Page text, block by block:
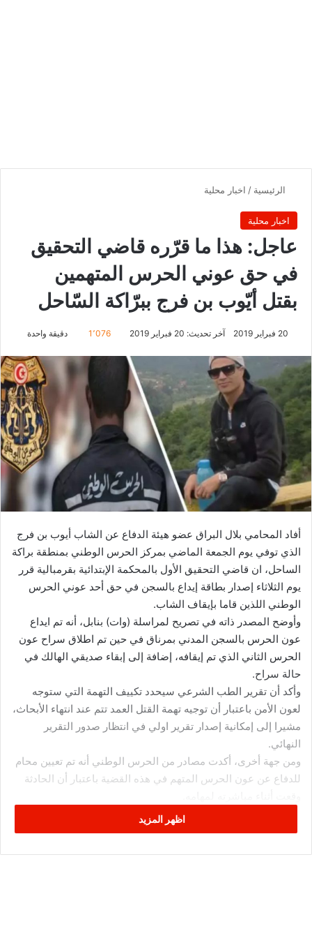
الرئيسية / اخبار محلية
اخبار محلية
عاجل: هذا ما قرّره قاضي التحقيق
في حق عوني الحرس المتهمين
بقتل أيّوب بن فرج ببرّاكة السّاحل
20 فبراير 2019 آخر تحديث: 20 فبراير 2019 1٬076 دقيقة واحدة
أفاد المحامي بلال البراق عضو هيئة الدفاع عن الشاب أيوب بن فرج
الذي توفي يوم الجمعة الماضي بمركز الحرس الوطني بمنطقة براكة
الساحل، ان قاضي التحقيق الأول بالمحكمة الإبتدائية بقرمبالية قرر
يوم الثلاثاء إصدار بطاقة إيداع بالسجن في حق أحد عوني الحرس
الوطني اللذين قاما بإيقاف الشاب.
وأوضح المصدر ذاته في تصريح لمراسلة (وات) بنابل، أنه تم ايداع
عون الحرس بالسجن المدني بمرناق في حين تم اطلاق سراح عون
الحرس الثاني الذي تم إيقافه، إضافة إلى إبقاء صديقي الهالك في
حالة سراح.
وأكد أن تقرير الطب الشرعي سيحدد تكييف التهمة التي ستوجه
لعون الأمن باعتبار أن توجيه تهمة القتل العمد تتم عند انتهاء الأبحاث،
مشيرا إلى إمكانية إصدار تقرير اولي في انتظار صدور التقرير
النهائي.
ومن جهة أخرى، أكدت مصادر من الحرس الوطني أنه تم تعيين محام
للدفاع عن عون الحرس المتهم في هذه القضية باعتبار أن الحادثة
اظهر المزيد